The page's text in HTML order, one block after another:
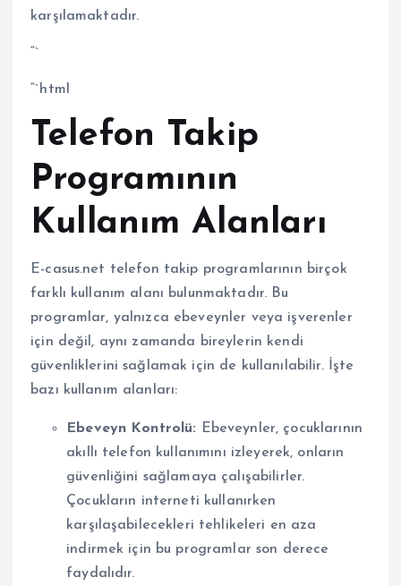
karşılamaktadır.
“`
“`html
Telefon Takip
Programının
Kullanım Alanları
E-casus.net telefon takip programlarının birçok
farklı kullanım alanı bulunmaktadır. Bu
programlar, yalnızca ebeveynler veya işverenler
için değil, aynı zamanda bireylerin kendi
güvenliklerini sağlamak için de kullanılabilir. İşte
bazı kullanım alanları:
Ebeveyn Kontrolü: Ebeveynler, çocuklarının
akıllı telefon kullanımını izleyerek, onların
güvenliğini sağlamaya çalışabilirler.
Çocukların interneti kullanırken
karşılaşabilecekleri tehlikeleri en aza
indirmek için bu programlar son derece
faydalıdır.